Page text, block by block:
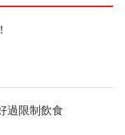
過限制飲食